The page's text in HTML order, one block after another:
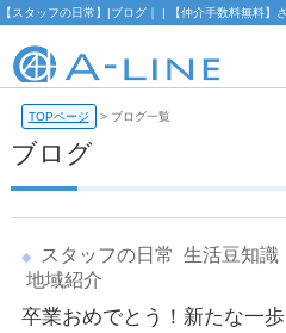
TOPページ > ブログ一覧
ブログ
スタッフの日常 生活豆知識
地域紹介
卒業おめでとう！新たな一歩